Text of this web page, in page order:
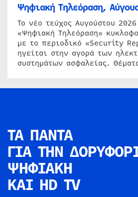
Ψηφιακή Τηλεόραση,
Το νέο τεύχος Αυγούστου
«Ψηφιακή Τηλεόραση»
με το περιοδικό «Security
ηγείται στην αγορά των
συστημάτων ασφαλείας.
ΤΑ ΠΑΝΤΑ
ΓΙΑ ΤΗΝ
ΨΗΦΙΑΚΗ
ΚΑΙ HD TV